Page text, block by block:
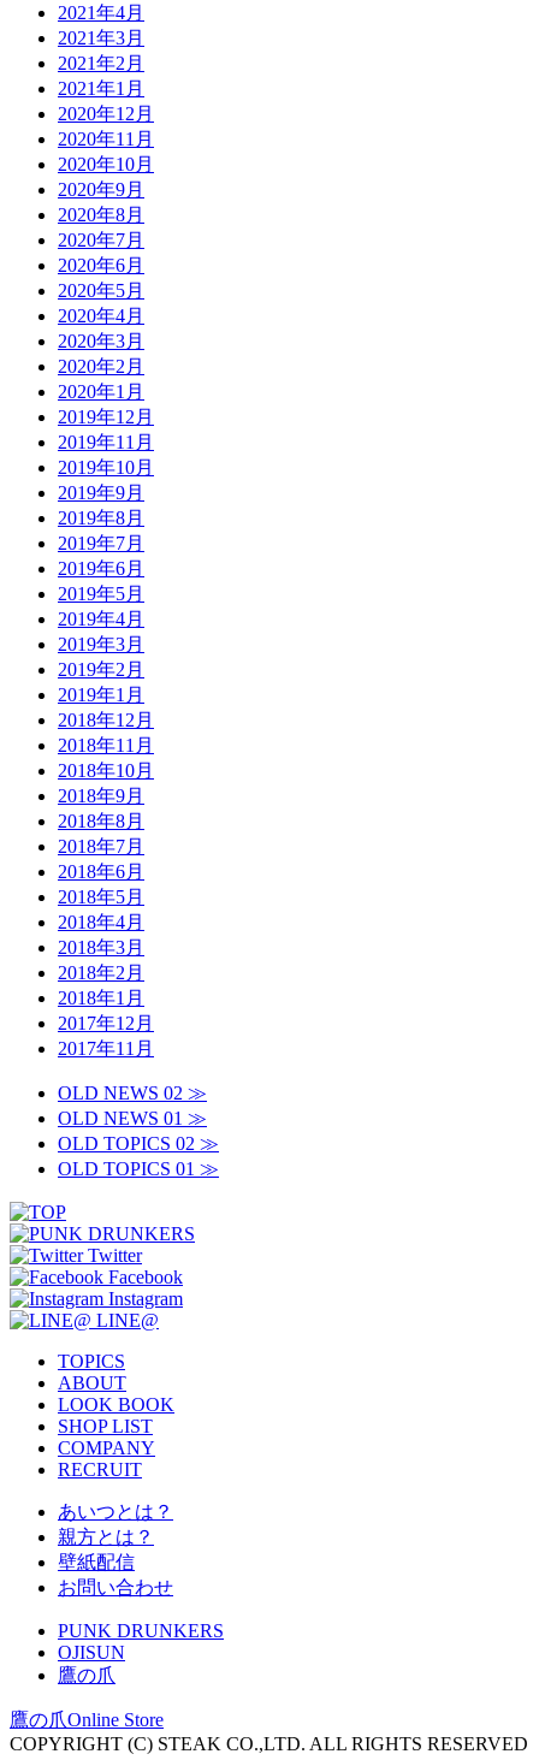
2021年4月
2021年3月
2021年2月
2021年1月
2020年12月
2020年11月
2020年10月
2020年9月
2020年8月
2020年7月
2020年6月
2020年5月
2020年4月
2020年3月
2020年2月
2020年1月
2019年12月
2019年11月
2019年10月
2019年9月
2019年8月
2019年7月
2019年6月
2019年5月
2019年4月
2019年3月
2019年2月
2019年1月
2018年12月
2018年11月
2018年10月
2018年9月
2018年8月
2018年7月
2018年6月
2018年5月
2018年4月
2018年3月
2018年2月
2018年1月
2017年12月
2017年11月
OLD NEWS 02 ≫
OLD NEWS 01 ≫
OLD TOPICS 02 ≫
OLD TOPICS 01 ≫
Twitter
Facebook
Instagram
LINE@
TOPICS
ABOUT
LOOK BOOK
SHOP LIST
COMPANY
RECRUIT
あいつとは？
親方とは？
壁紙配信
お問い合わせ
PUNK DRUNKERS
OJISUN
鷹の爪
鷹の爪Online Store
COPYRIGHT (C) STEAK CO.,LTD. ALL RIGHTS RESERVED